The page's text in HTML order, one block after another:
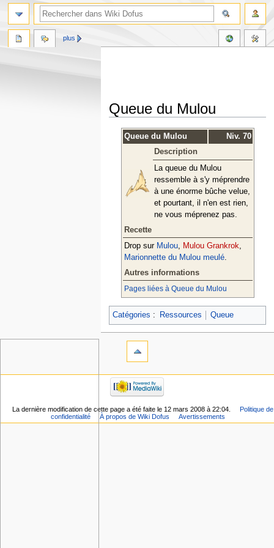
Queue du Mulou
navigation
recherche
Queue du Mulou
Niv. 70
Description
La queue du Mulou
ressemble à s'y méprendre
à une énorme bûche velue,
et pourtant, il n'en est rien,
ne vous méprenez pas.
Recette
Drop sur Mulou, Mulou Grankrok,
Marionnette du Mulou meulé.
Autres informations
Pages liées à Queue du Mulou
Catégories : Ressources Queue
plus
La dernière modification de cette page a été faite le 12 mars 2008 à 22:04.
Politique de
confidentialité
À propos de Wiki Dofus Avertissements